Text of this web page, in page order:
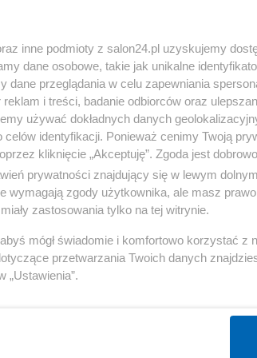
« WRÓĆ DO NOTKI
Gospodarka
Biznes
Pieniądze
Inwestycje
Podatki
inne podmioty z salon24.pl uzyskujemy
dane osobowe, takie jak unikalne
dane przeglądania w celu zapewniania
i treści, badanie odbiorców oraz
używać dokładnych danych
identyfikacji. Ponieważ cenimy Twoją
kliknięcie „Akceptuję”. Zgoda jest
prywatności znajdujący się w lewym
wymagają zgody użytkownika, ale masz
zastosowania tylko na tej witrynie.
mógł świadomie i komfortowo korzystać z
przetwarzania Twoich danych
„Ustawienia”.